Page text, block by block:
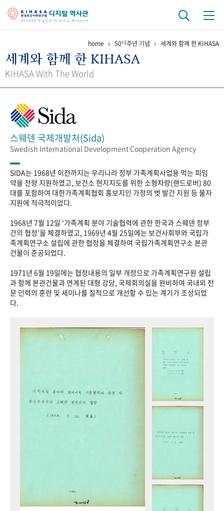
걸어온 길 기관 변천사 역대 기관장
정책과 연구 키워드로 보는 연구 역사
간행물 변천사
기록물 아카이브
사진 아카이브 문서 기록물 행정박물 영상 기록물
성과 50선 숫자로 보는 50년 50+1주년 광장
세계와 함께 한 KIHASA
VR 역사관
home 50+1주년 기념 세계와 함께 한 KIHASA
세계와 함께 한 KIHASA
KIHASA With The World
스웨덴 국제개발처(Sida)
Swedish International Development Cooperation Agency
SIDA는 1968년 이전까지는 우리나라 정부 가족계획사업용 먹는 피임
약을 전량 지원하였고, 보건소 현지지도를 위한 소형차량(랜드로버) 80
대를 포함하여 대한가족계획협회 홍보지인 가정의 벗 발간 지원 등 물자
지원에 적극적이었다.
1968년 7월 12일 ‘가족계획 분야 기술협력에 관한 한국과 스웨덴 정부
간의 협정’을 체결하였고, 1969년 4월 25일에는 보건사회부와 국립가
족계획연구소 설립에 관한 협정을 체결하여 국립가족계획연구소 본관
건물이 준공되었다.
1971년 6월 19일에는 협정내용의 일부 개정으로 가족계획연구원 설립
과 함께 본관건물과 연계된 대형 강당, 국제회의실을 완비하여 국내외 전
문 인력의 훈련 및 세미나를 질적으로 개선할 수 있는 계기가 조성되었
다.